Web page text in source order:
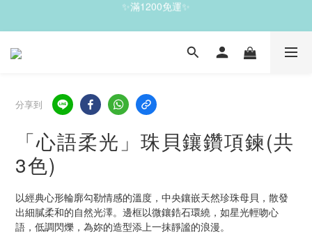
✨滿1200免運✨
✨珍藏之選，雙件7折｜五件6 折✨
✨滿1200免運✨
分享到
「心語柔光」珠貝鑲鑽項鍊(共
3色)
以經典心形輪廓勾勒情感的溫度，中央鑲嵌天然珍珠母貝，散發
出細膩柔和的自然光澤。邊框以微鑲鋯石環繞，如星光輕吻心
語，低調閃爍，為妳的造型添上一抹靜謐的浪漫。